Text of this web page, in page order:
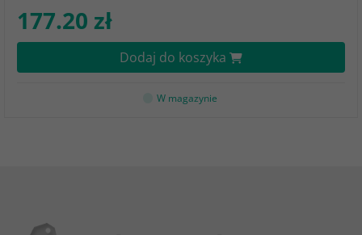
177.20 zł
Dodaj do koszyka
W magazynie